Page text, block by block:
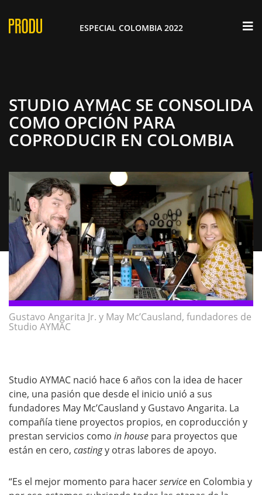
ESPECIAL COLOMBIA 2022
STUDIO AYMAC SE CONSOLIDA
COMO OPCIÓN PARA
COPRODUCIR EN COLOMBIA
Gustavo Angarita Jr. y May Mc’Causland, fundadores de
Studio AYMAC
Studio AYMAC nació hace 6 años con la idea de hacer
cine, una pasión que desde el inicio unió a sus
fundadores May Mc’Causland y Gustavo Angarita. La
compañía tiene proyectos propios, en coproducción y
prestan servicios como in house para proyectos que
están en cero, castingy otras labores de apoyo.
“Es el mejor momento para hacerservice en Colombia y